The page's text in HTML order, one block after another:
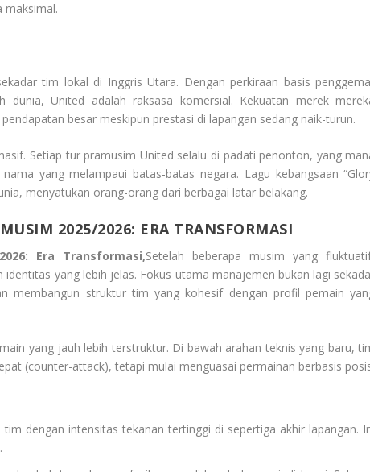
maksimal.
tim lokal di Inggris Utara. Dengan perkiraan basis
United adalah raksasa komersial. Kekuatan merek
besar meskipun prestasi di lapangan sedang naik-turun.
Setiap tur pramusim United selalu di padati penonton, yang
yang melampaui batas-batas negara. Lagu kebangsaan
menyatukan orang-orang dari berbagai latar belakang.
2025/2026: ERA TRANSFORMASI
Era Transformasi,Setelah beberapa musim yang
yang lebih jelas. Fokus utama manajemen bukan lagi
membangun struktur tim yang kohesif dengan profil pemain
yang jauh lebih terstruktur. Di bawah arahan teknis yang baru,
(counter-attack), tetapi mulai menguasai permainan berbasis
dengan intensitas tekanan tertinggi di sepertiga akhir lapangan.